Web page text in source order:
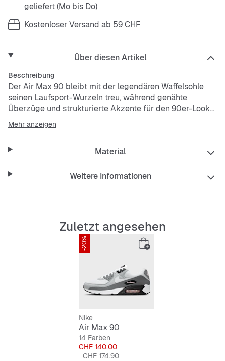
geliefert (Mo bis Do)
Kostenloser Versand ab 59 CHF
Über diesen Artikel
Beschreibung
Der Air Max 90 bleibt mit der legendären Waffelsohle
seinen Laufsport-Wurzeln treu, während genähte
Überzüge und strukturierte Akzente für den 90er-Look
sorgen, den du so liebst. Die sichtbare Air-Dämpfung
sorgt für Tragekomfort unterwegs.
Das Obermaterial aus Textil mit Überzügen aus Leder
und Synthetik sorgt für einen strapazierfähigen,
mehrlagigen Look.
Traktion und traditionellen Style.
Mehr anzeigen
Material
Weitere Informationen
Zuletzt angesehen
-20%
Nike
Air Max 90
14 Farben
Preis
CHF 140.00
Originalpreis
CHF 174.90